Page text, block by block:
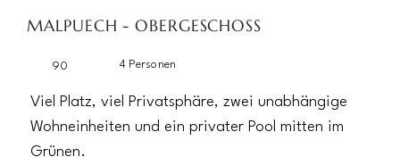
MALPUECH - OBERGESCHOSS
90 4 Personen
Viel Platz, viel Privatsphäre, zwei unabhängige
Wohneinheiten und ein privater Pool mitten im
Grünen.